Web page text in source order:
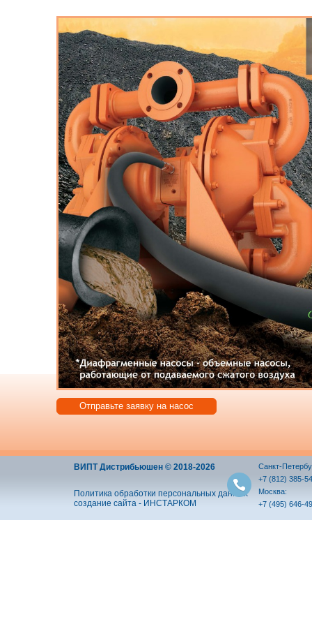
Отправьте заявку на насос
ВИПТ Дистрибьюшен © 2018-2026
Политика обработки персональных данных
создание сайта - ИНСТАРКОМ
Санкт-
+7 (812) 385-
Москва:
+7 (495) 646-